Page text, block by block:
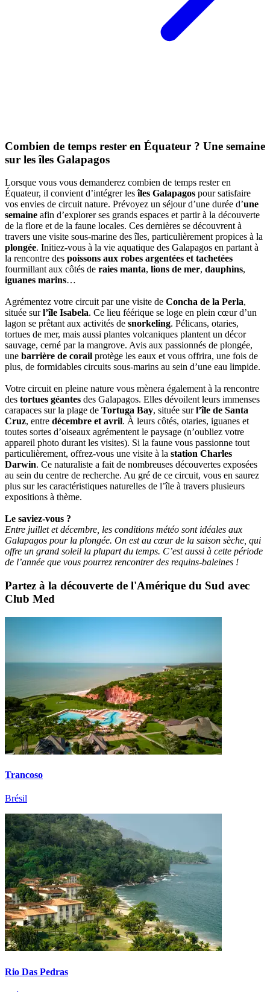
Combien de temps rester en Équateur ? Une semaine
sur les îles Galapagos
Lorsque vous vous demanderez combien de temps rester en
Équateur, il convient d’intégrer lesîles Galapagos pour satisfaire
vos envies de circuit nature. Prévoyez un séjour d’une durée d’une
semaine afin d’explorer ses grands espaces et partir à la découverte
de la flore et de la faune locales. Ces dernières se découvrent à
travers une visite sous-marine des îles, particulièrement propices à la
plongée. Initiez-vous à la vie aquatique des Galapagos en partant à
la rencontre des poissons aux robes argentées et tachetées
fourmillant aux côtés de raies manta, lions de mer, dauphins,
iguanes marins…
Agrémentez votre circuit par une visite de Concha de la Perla,
située surl’île Isabela. Ce lieu féérique se loge en plein cœur d’un
lagon se prêtant aux activités de snorkeling. Pélicans, otaries,
tortues de mer, mais aussi plantes volcaniques plantent un décor
sauvage, cerné par la mangrove. Avis aux passionnés de plongée,
une barrière de corail protège les eaux et vous offrira, une fois de
plus, de formidables circuits sous-marins au sein d’une eau limpide.
Votre circuit en pleine nature vous mènera également à la rencontre
des tortues géantes des Galapagos. Elles dévoilent leurs immenses
carapaces sur la plage de Tortuga Bay, située surl’île de Santa
Cruz, entre décembre et avril. À leurs côtés, otaries, iguanes et
toutes sortes d’oiseaux agrémentent le paysage (n’oubliez votre
appareil photo durant les visites). Si la faune vous passionne tout
particulièrement, offrez-vous une visite à la station Charles
Darwin. Ce naturaliste a fait de nombreuses découvertes exposées
au sein du centre de recherche. Au gré de ce circuit, vous en saurez
plus sur les caractéristiques naturelles de l’île à travers plusieurs
expositions à thème.
Le saviez-vous ?
Entre juillet et décembre, les conditions météo sont idéales aux
Galapagos pour la plongée. On est au cœur de la saison sèche, qui
offre un grand soleil la plupart du temps. C’est aussi à cette période
de l’année que vous pourrez rencontrer des requins-baleines !
Partez à la découverte de l'Amérique du Sud avec
Club Med
Trancoso
Brésil
Rio Das Pedras